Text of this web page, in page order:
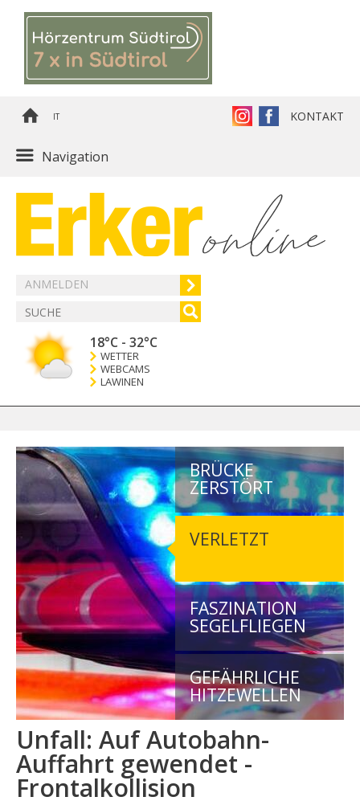
IT KONTAKT
Navigation
ANMELDEN
18°C - 32°C
WETTER
WEBCAMS
LAWINEN
BRÜCKE
ZERSTÖRT
VERLETZT
FASZINATION
SEGELFLIEGEN
GEFÄHRLICHE
HITZEWELLEN
Unfall: Auf Autobahn-
Auffahrt gewendet -
Frontalkollision